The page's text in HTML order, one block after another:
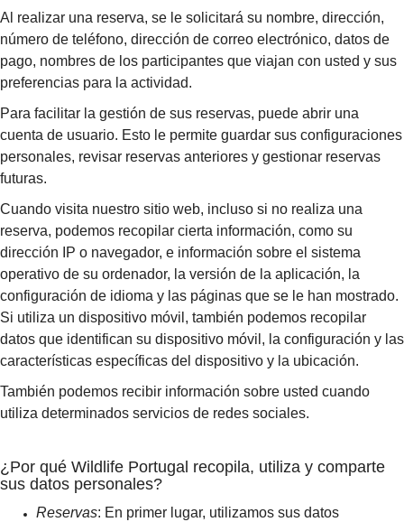
Al realizar una reserva, se le solicitará su nombre, dirección,
número de teléfono, dirección de correo electrónico, datos de
pago, nombres de los participantes que viajan con usted y sus
preferencias para la actividad.
Para facilitar la gestión de sus reservas, puede abrir una
cuenta de usuario. Esto le permite guardar sus configuraciones
personales, revisar reservas anteriores y gestionar reservas
futuras.
Cuando visita nuestro sitio web, incluso si no realiza una
reserva, podemos recopilar cierta información, como su
dirección IP o navegador, e información sobre el sistema
operativo de su ordenador, la versión de la aplicación, la
configuración de idioma y las páginas que se le han mostrado.
Si utiliza un dispositivo móvil, también podemos recopilar
datos que identifican su dispositivo móvil, la configuración y las
características específicas del dispositivo y la ubicación.
También podemos recibir información sobre usted cuando
utiliza determinados servicios de redes sociales.
¿Por qué Wildlife Portugal recopila, utiliza y comparte
sus datos personales?
Reservas: En primer lugar, utilizamos sus datos